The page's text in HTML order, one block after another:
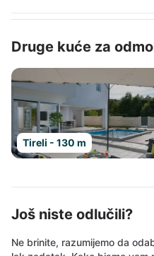
Druge kuće za
Tireli - 130 m
Još niste odlučili?
Ne brinite, razumijemo da